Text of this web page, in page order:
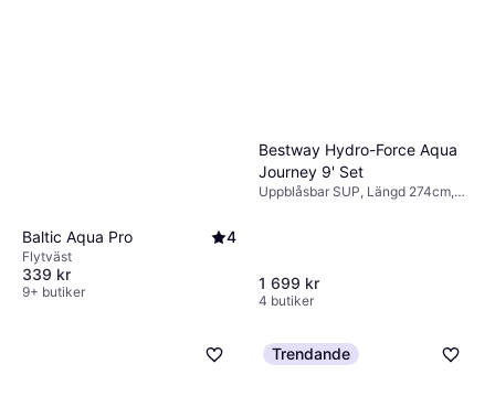
Baltic Aqua Pro 4
Flytväst
339 kr
9+ butiker
Bestway Hydro-Force Aqua
Journey 9' Set
Uppblåsbar SUP, Längd 274cm,
1 699 kr
4 butiker
Trendande